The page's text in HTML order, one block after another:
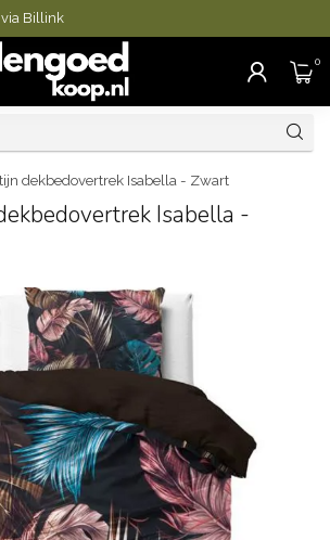
Billink
0
dekbedovertrek Isabella - Zwart
Isabella -